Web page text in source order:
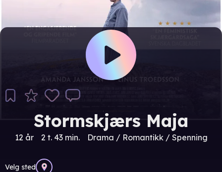
Stormskjærs Maja
12 år 2 t. 43 min. Drama / Romantikk / Spenning
Velg sted